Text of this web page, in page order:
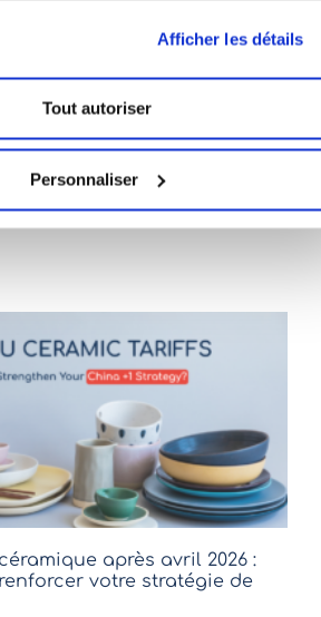
Afficher les détails
Tout autoriser
Personnaliser
l’industrie : pourquoi les deux
après avril 2026 :
votre stratégie de